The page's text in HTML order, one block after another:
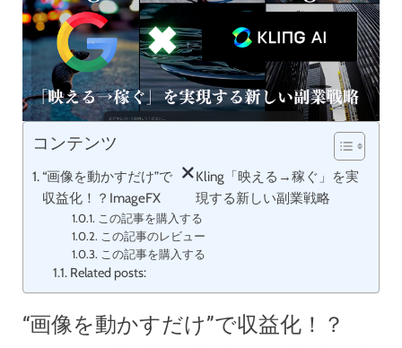
コンテンツ
“画像を動かすだけ”で
収益化！？ImageFX
Kling「映える→稼ぐ」を実
現する新しい副業戦略
この記事を購入する
この記事のレビュー
この記事を購入する
Related posts:
“画像を動かすだけ”で収益化！？